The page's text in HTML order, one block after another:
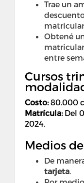
Trae un
Obtené
entre
Cursos
Costo:80.000
Matrícula: Del
2024.
Medios
De
tarjeta.